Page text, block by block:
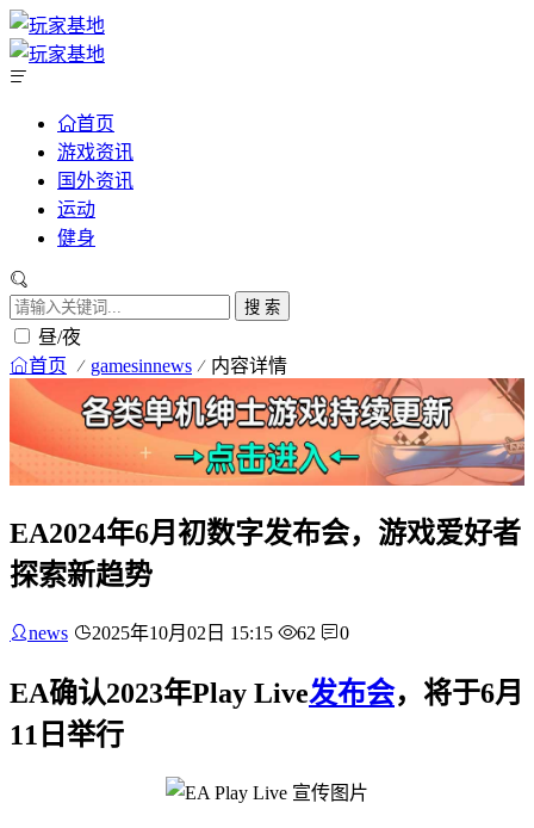
首页
游戏资讯
国外资讯
运动
健身
搜 索
昼/夜
首页 gamesinnews 内容详情
EA2024年6月初数字发布会，游戏爱好者
探索新趋势
news 2025年10月02日 15:15 62 0
EA确认2023年Play Live发布会，将于6月
11日举行